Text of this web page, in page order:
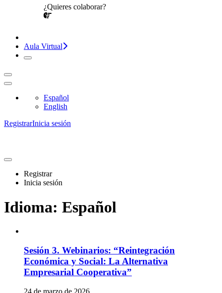
¿Quieres colaborar?
Aula Virtual
Español
English
RegistrarInicia sesión
Registrar
Inicia sesión
Idioma: Español
Sesión 3. Webinarios: “Reintegración
Económica y Social: La Alternativa
Empresarial Cooperativa”
24 de marzo de 2026